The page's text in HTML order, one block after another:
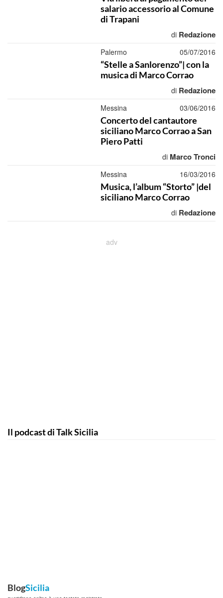
salario accessorio al Comune
di Trapani
di Redazione
Palermo 05/07/2016
“Stelle a Sanlorenzo”| con la
musica di Marco Corrao
di Redazione
Messina 03/06/2016
Concerto del cantautore
siciliano Marco Corrao a San
Piero Patti
di Marco Tronci
Messina 16/03/2016
Musica, l’album “Storto” |del
siciliano Marco Corrao
di Redazione
Il podcast di Talk Sicilia
BlogSicilia